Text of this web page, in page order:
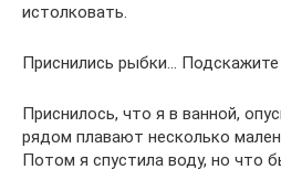
истолковать.
Приснились рыбки… Подскажите
Приснилось, что я в ванной,
рядом плавают несколько
Потом я спустила воду, но что